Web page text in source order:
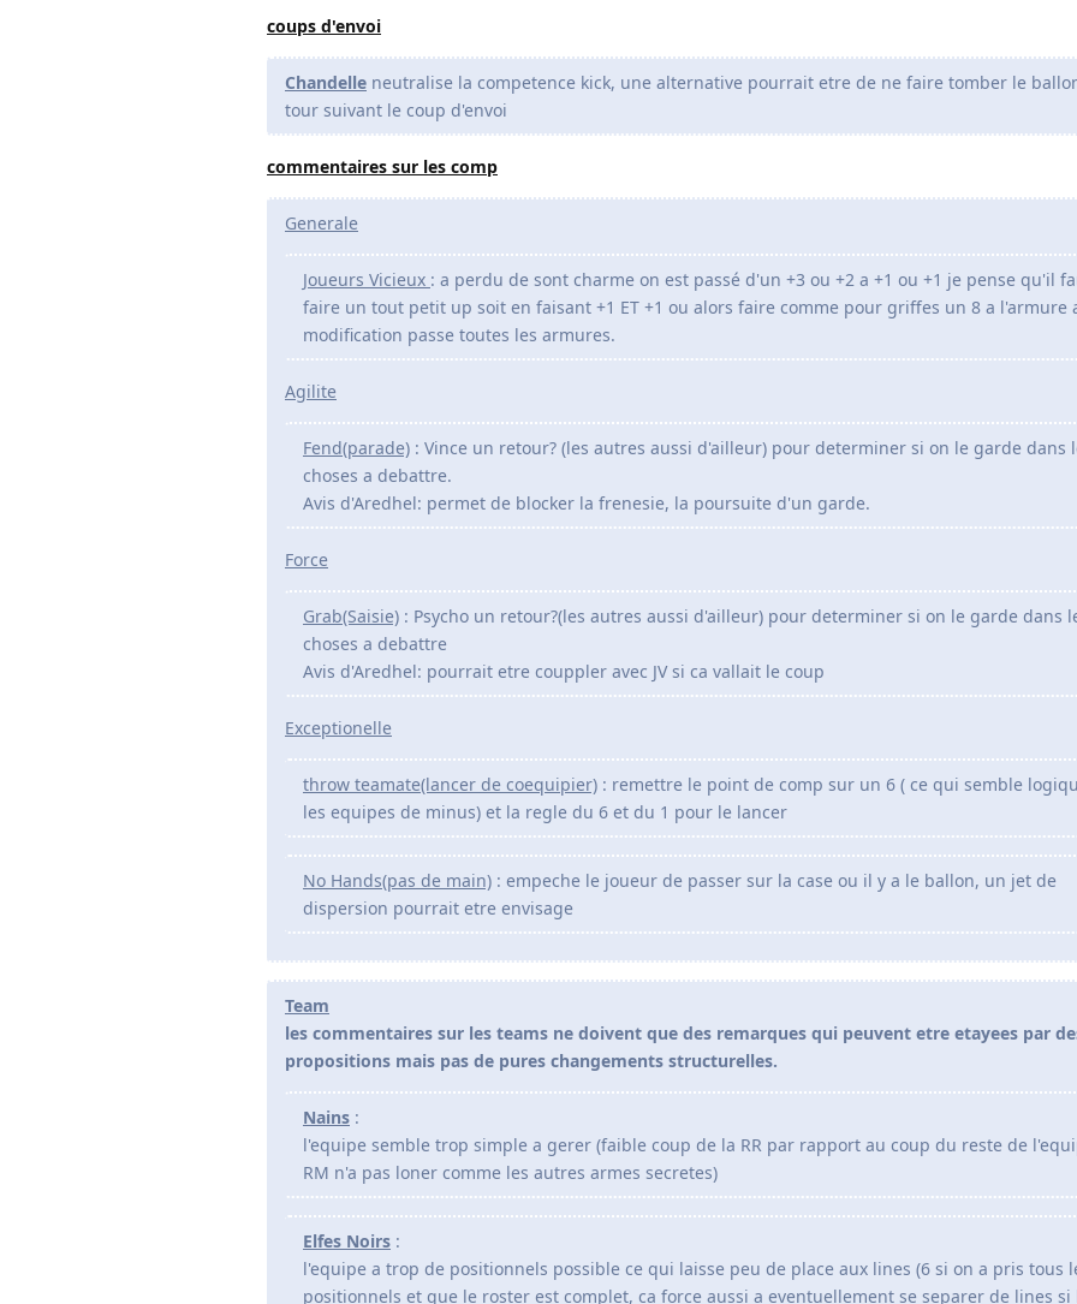
coups d'envoi
Chandelle neutralise la competence kick, une alternative pourrait etre de ne faire tomber le
tour suivant le coup d'envoi
commentaires sur les comp
Generale
Joueurs Vicieux : a perdu de sont charme on est passé d'un +3 ou +2 a +1 ou +1 je pense qu'il
faire un tout petit up soit en faisant +1 ET +1 ou alors faire comme pour griffes un 8 a l'armure
modification passe toutes les armures.
Agilite
Fend(parade) : Vince un retour? (les autres aussi d'ailleur) pour determiner si on le garde dans
choses a debattre.
Avis d'Aredhel: permet de blocker la frenesie, la poursuite d'un garde.
Force
Grab(Saisie) : Psycho un retour?(les autres aussi d'ailleur) pour determiner si on le garde dans
choses a debattre
Avis d'Aredhel: pourrait etre couppler avec JV si ca vallait le coup
Exceptionelle
throw teamate(lancer de coequipier) : remettre le point de comp sur un 6 ( ce qui semble
les equipes de minus) et la regle du 6 et du 1 pour le lancer
No Hands(pas de main) : empeche le joueur de passer sur la case ou il y a le ballon, un jet de
dispersion pourrait etre envisage
Team
les commentaires sur les teams ne doivent que des remarques qui peuvent etre etayees par
propositions mais pas de pures changements structurelles.
Nains :
l'equipe semble trop simple a gerer (faible coup de la RR par rapport au coup du reste de
RM n'a pas loner comme les autres armes secretes)
Elfes Noirs :
l'equipe a trop de positionnels possible ce qui laisse peu de place aux lines (6 si on a pris tous
positionnels et que le roster est complet, ca force aussi a eventuellement se separer de lines si